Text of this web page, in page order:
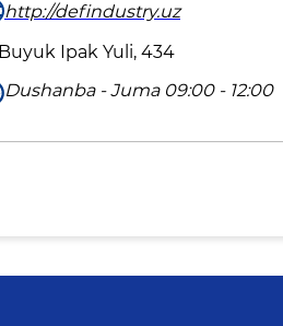
http://defindustry.uz
Buyuk Ipak Yuli, 434
Dushanba - Juma 09:00 - 12:00